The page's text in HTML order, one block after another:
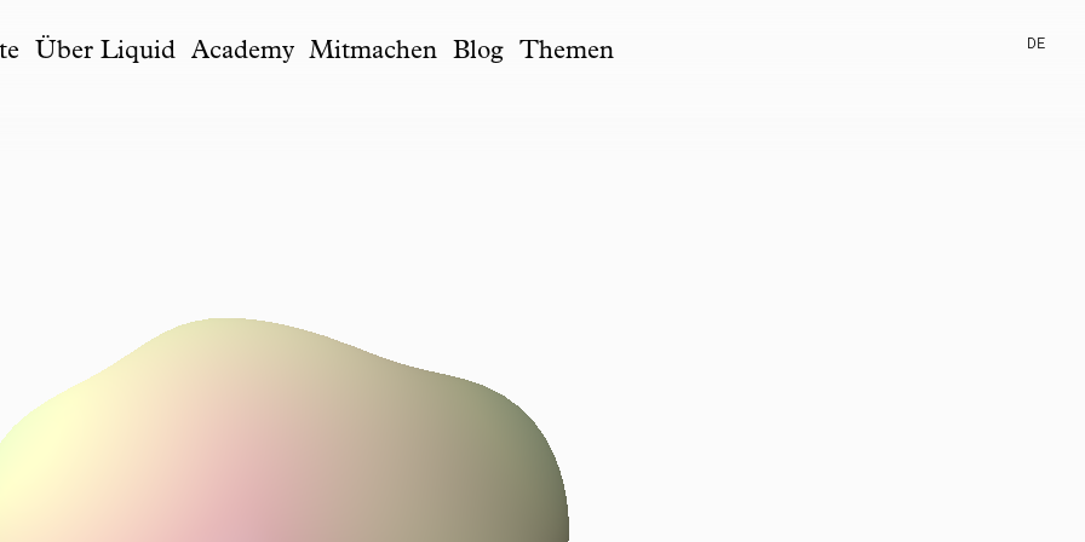
Über Liquid Academy Mitmachen Blog Themen DE